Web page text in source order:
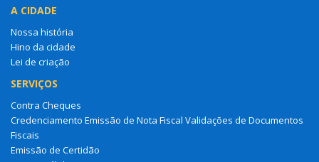
A CIDADE
Nossa história
Hino da cidade
Lei de criação
SERVIÇOS
Contra Cheques
Credenciamento Emissão de Nota Fiscal Validações de Documentos
Fiscais
Emissão de Certidão